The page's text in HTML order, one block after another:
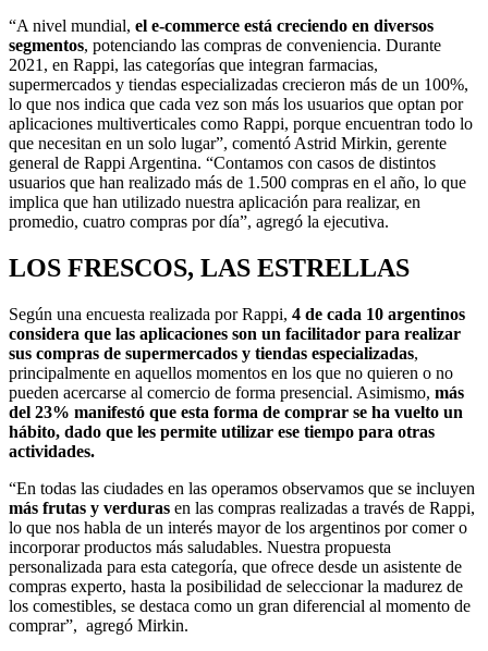
“A nivel mundial, el e-commerce está creciendo en diversos
segmentos, potenciando las compras de conveniencia. Durante
2021, en Rappi, las categorías que integran farmacias,
supermercados y tiendas especializadas crecieron más de un 100%,
lo que nos indica que cada vez son más los usuarios que optan por
aplicaciones multiverticales como Rappi, porque encuentran todo lo
que necesitan en un solo lugar”, comentó Astrid Mirkin, gerente
general de Rappi Argentina. “Contamos con casos de distintos
usuarios que han realizado más de 1.500 compras en el año, lo que
implica que han utilizado nuestra aplicación para realizar, en
promedio, cuatro compras por día”, agregó la ejecutiva.
LOS FRESCOS, LAS ESTRELLAS
Según una encuesta realizada por Rappi, 4 de cada 10 argentinos
considera que las aplicaciones son un facilitador para realizar
sus compras de supermercados y tiendas especializadas,
principalmente en aquellos momentos en los que no quieren o no
pueden acercarse al comercio de forma presencial. Asimismo, más
del 23% manifestó que esta forma de comprar se ha vuelto un
hábito, dado que les permite utilizar ese tiempo para otras
actividades.
“En todas las ciudades en las operamos observamos que se incluyen
más frutas y verduras en las compras realizadas a través de Rappi,
lo que nos habla de un interés mayor de los argentinos por comer o
incorporar productos más saludables. Nuestra propuesta
personalizada para esta categoría, que ofrece desde un asistente de
compras experto, hasta la posibilidad de seleccionar la madurez de
los comestibles, se destaca como un gran diferencial al momento de
comprar”, agregó Mirkin.